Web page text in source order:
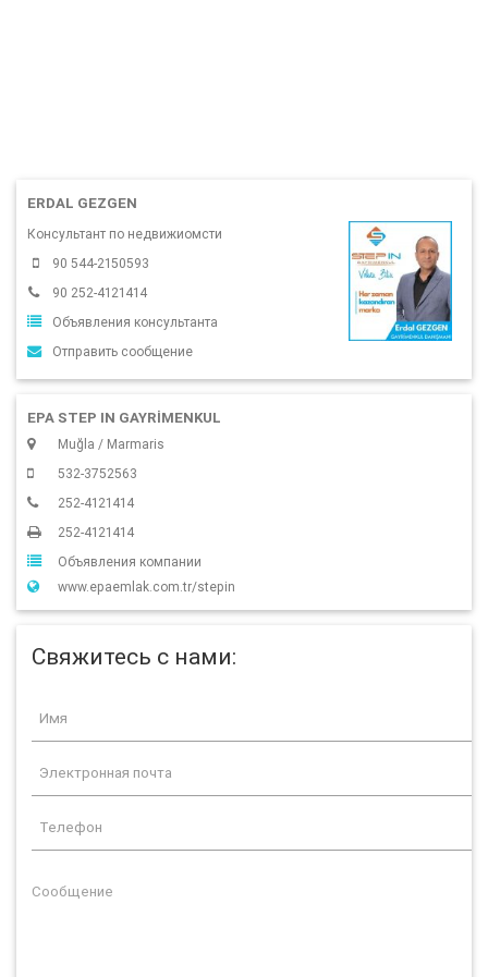
ERDAL GEZGEN
Консультант по недвижиомсти
90 544-2150593
90 252-4121414
Объявления консультанта
Отправить сообщение
EPA STEP IN GAYRİMENKUL
Muğla / Marmaris
532-3752563
252-4121414
252-4121414
Объявления компании
www.epaemlak.com.tr/stepin
Свяжитесь с нами: